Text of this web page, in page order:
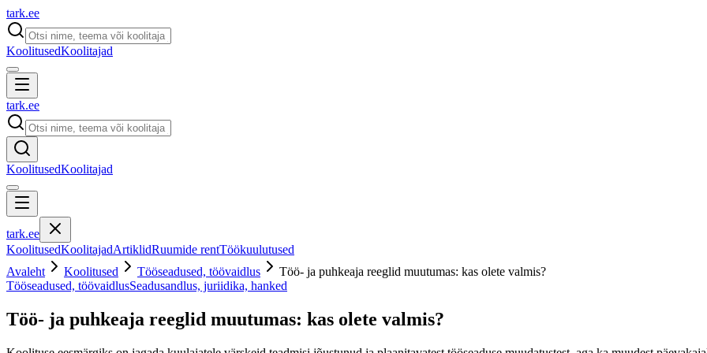
tark.ee
KoolitusedKoolitajad
tark.ee
KoolitusedKoolitajad
tark.ee
KoolitusedKoolitajadArtiklidRuumide rentTöökuulutused
Avaleht
Koolitused Tööseadused, töövaidlus
Töö- ja puhkeaja reeglid muutumas: kas olete valmis?
Tööseadused, töövaidlusSeadusandlus, juriidika, hanked
Töö- ja puhkeaja reeglid muutumas: kas olete valmis?